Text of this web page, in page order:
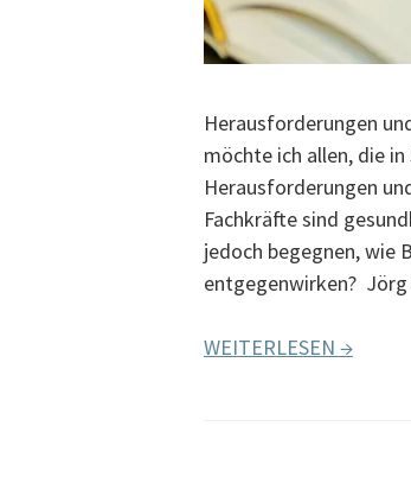
Herausforderungen
möchte ich allen, die
Herausforderungen
Fachkräfte sind
jedoch begegnen, wie
entgegenwirken?
WEITERLESEN →